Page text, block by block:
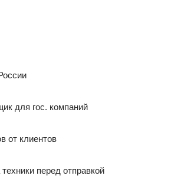
для гос. компаний
от клиентов
перед отправкой